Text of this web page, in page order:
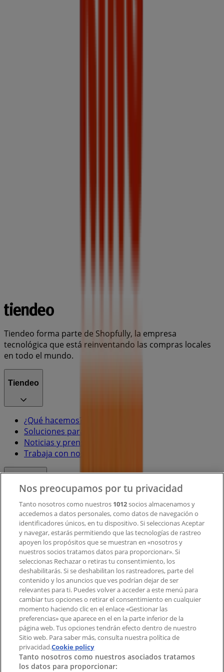
Tiendeo forma parte de Shopfully, la empresa
tecnológica que está reinventando las compras locales
en todo el mundo.
Tiendeo
¿Qué hacemos?
Soluciones para empresas
Noticias y prensa
Trabaja con nosotros
Contacto comercial y de marketing
Tienda mal colocada en el mapa
Notificar un folleto
¿Encontraste un problema en la web o en la
aplicación?
Índices
Marcas
Marcas locales
Negocios
Negocios cercanos
Nos preocupamos por tu privacidad
Tanto nosotros como nuestros 1012socios almacenamos y
accedemos a datos personales, como datos de navegación o
identificadores únicos, en tu dispositivo. Si seleccionas Aceptar
y navegar, estarás permitiendo que las tecnologías de rastreo
apoyen los propósitos que se muestran en «nosotros y
nuestros socios tratamos datos para proporcionar». Si
seleccionas Rechazar o retiras tu consentimiento, los
deshabilitarás. Si se deshabilitan los rastreadores, parte del
contenido y los anuncios que ves podrían dejar de ser
relevantes para ti. Puedes volver a acceder a este menú para
cambiar tus opciones o retirar el consentimiento en cualquier
momento haciendo clic en el enlace «Gestionar las
preferencias» que aparece en el en la parte inferior de la
página web. Tus opciones tendrán efecto dentro de nuestro
Sitio web. Para saber más, consulta nuestra política de
privacidad.Cookie policy
Tanto nosotros como nuestros asociados tratamos
los datos para proporcionar: